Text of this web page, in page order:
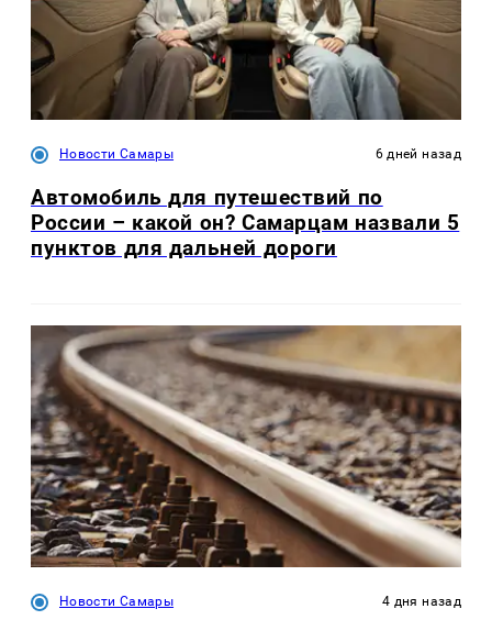
Новости Самары 6 дней назад
Автомобиль для путешествий по
России – какой он? Самарцам назвали 5
пунктов для дальней дороги
Новости Самары 4 дня назад